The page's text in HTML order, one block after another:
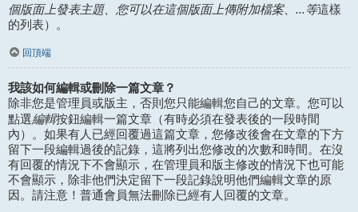
個版面上發表主題、您可以在這個版面上傳附加檔案、...等這樣
的列表）。
回頂端
我該如何編輯或刪除一篇文章？
除非您是管理員或版主，否則您只能編輯您自己的文章。您可以
點選編輯按鈕編輯一篇文章（有時必須在發表後的一段時間
內）。如果有人已經回覆過這篇文章，您修改後會在文章的下方
留下一段編輯過後的記錄，這將列出您修改的次數和時間。在沒
有回覆的情況下不會顯示，在管理員和版主修改的情況下也可能
不會顯示，除非他們決定留下一段記錄說明他們編輯文章的原
因。請注意！普通會員無法刪除已經有人回覆的文章。